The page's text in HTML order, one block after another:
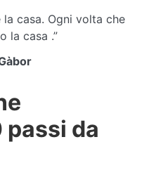
la casa. Ogni volta che
la casa .”
passi da